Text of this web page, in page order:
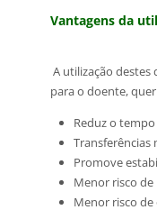
Vantagens da
A utilização
para o doente,
Reduz o
Transferências
Promove
Menor risco de
Menor risco